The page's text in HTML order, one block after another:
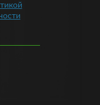
plast.ru